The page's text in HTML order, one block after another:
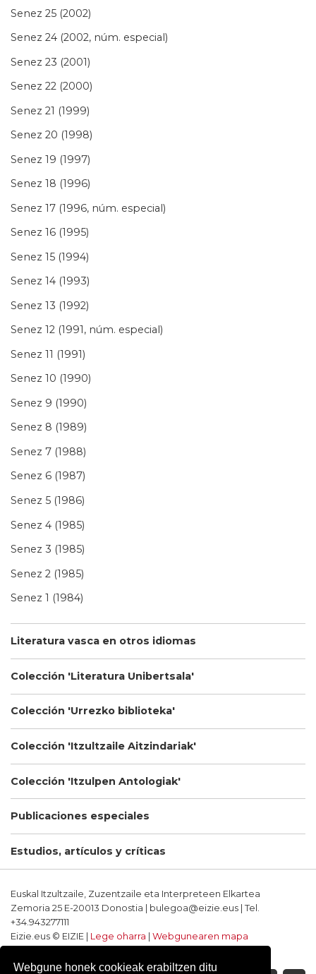
Webgune honek cookieak erabiltzen ditu
Senez 25 (2002)
Senez 24 (2002, núm. especial)
Senez 23 (2001)
Senez 22 (2000)
Senez 21 (1999)
Senez 20 (1998)
Senez 19 (1997)
Senez 18 (1996)
Senez 17 (1996, núm. especial)
Senez 16 (1995)
Senez 15 (1994)
Senez 14 (1993)
Senez 13 (1992)
Senez 12 (1991, núm. especial)
Senez 11 (1991)
Senez 10 (1990)
Senez 9 (1990)
Senez 8 (1989)
Senez 7 (1988)
Senez 6 (1987)
Senez 5 (1986)
Senez 4 (1985)
Senez 3 (1985)
Senez 2 (1985)
Senez 1 (1984)
Literatura vasca en otros idiomas
Colección 'Literatura Unibertsala'
Colección 'Urrezko biblioteka'
Colección 'Itzultzaile Aitzindariak'
Colección 'Itzulpen Antologiak'
Publicaciones especiales
Estudios, artículos y críticas
Euskal Itzultzaile, Zuzentzaile eta Interpreteen Elkartea
Zemoria 25 E-20013 Donostia | bulegoa@eizie.eus | Tel.
+34.943277111
Eizie.eus © EIZIE | Lege oharra
Webgunearen mapa